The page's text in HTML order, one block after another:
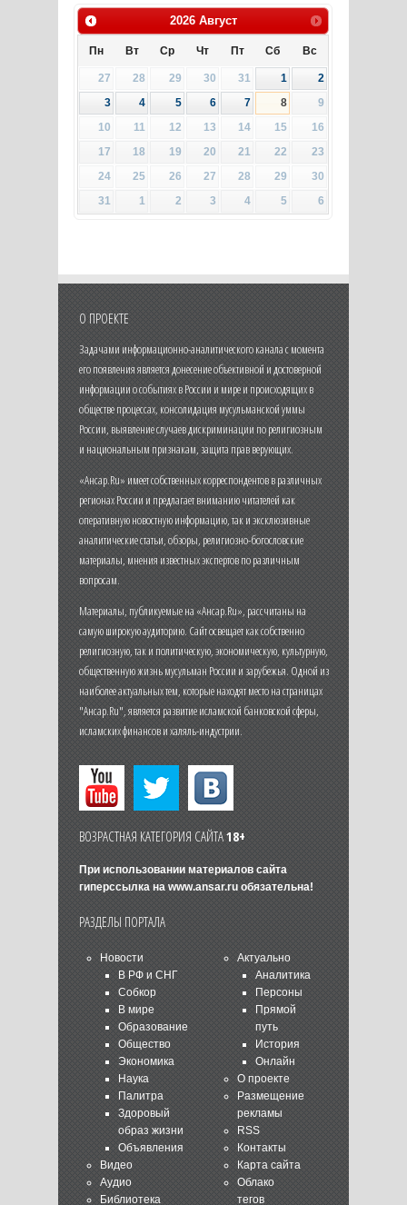
2026 Август
Пн Вт Ср Чт Пт Сб Вс
27 28 29 30 31 1
2
3
4 5 6 7 8
9
10
11 12 13 14 15
16
17
18 19 20 21 22
23
24
25 26 27 28 29
30
31
1 2 3 4 5 6
О ПРОЕКТЕ
Задачами информационно-аналитического канала с момента
его появления является донесение объективной и достоверной
информации о событиях в России и мире и происходящих в
обществе процессах, консолидация мусульманской уммы
России, выявление случаев дискриминации по религиозным
и национальным признакам, защита прав верующих.
«Ансар.Ru» имеет собственных корреспондентов в различных
регионах России и предлагает вниманию читателей как
оперативную новостную информацию, так и эксклюзивные
аналитические статьи, обзоры, религиозно-богословские
материалы, мнения известных экспертов по различным
вопросам.
Материалы, публикуемые на «Ансар.Ru», рассчитаны на
самую широкую аудиторию. Сайт освещает как собственно
религиозную, так и политическую, экономическую, культурную,
общественную жизнь мусульман России и зарубежья. Одной из
наиболее актуальных тем, которые находят место на страницах
"Ансар.Ru", является развитие исламской банковской сферы,
исламских финансов и халяль-индустрии.
ВОЗРАСТНАЯ КАТЕГОРИЯ САЙТА18+
При использовании материалов сайта
гиперссылка на www.ansar.ruобязательна!
РАЗДЕЛЫ ПОРТАЛА
Новости
В РФ и СНГ
Собкор
В мире
Образование
Общество
Экономика
Наука
Палитра
Здоровый
образ жизни
Объявления
Видео
Аудио
Библиотека
Актуально
Аналитика
Персоны
Прямой
путь
История
Онлайн
О проекте
Размещение
рекламы
RSS
Контакты
Карта сайта
Облако
тегов